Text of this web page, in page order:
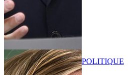
POLITIQUE